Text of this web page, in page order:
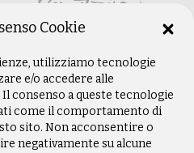
Cookie
utilizziamo tecnologie
e/o accedere alle
consenso a queste tecnologie
come il comportamento di
sito. Non acconsentire o
negativamente su alcune